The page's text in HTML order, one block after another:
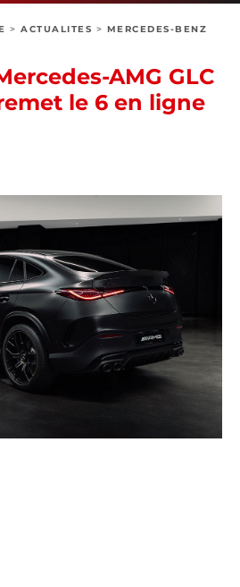
> ACTUALITES > MERCEDES-BENZ
AMG GLC
le 6 en ligne